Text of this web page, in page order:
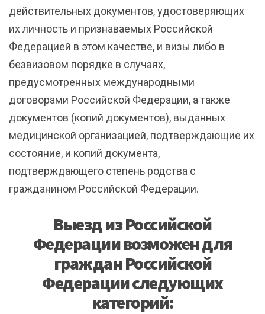
действительных документов, удостоверяющих
их личность и признаваемых Российской
Федерацией в этом качестве, и визы либо в
безвизовом порядке в случаях,
предусмотренных международными
договорами Российской Федерации, а также
документов (копий документов), выданных
медицинской организацией, подтверждающие их
состояние, и копий документа,
подтверждающего степень родства с
гражданином Российской Федерации.
Выезд из Российской
Федерации возможен для
граждан Российской
Федерации следующих
категорий: